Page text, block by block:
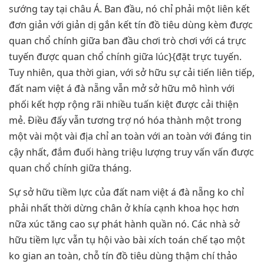
sướng tay tại châu Á. Ban đầu, nó chỉ phải một liên kết
đơn giản với giản dị gắn kết tín đồ tiêu dùng kèm được
quan chổ chính giữa ban đầu chơi trò chơi với cá trực
tuyến được quan chổ chính giữa lúc}{đặt trực tuyến.
Tuy nhiên, qua thời gian, với sở hữu sự cải tiến liên tiếp,
đất nam việt á đà nẵng vẫn mở sở hữu mô hình với
phối kết hợp rộng rãi nhiều tuấn kiệt được cải thiện
mẻ. Điều đấy vẫn tương trợ nó hóa thành một trong
một vài một vài địa chỉ an toàn với an toàn với đáng tin
cậy nhất, đắm đuối hàng triệu lượng truy vấn vấn được
quan chổ chính giữa tháng.
Sự sở hữu tiềm lực của đất nam việt á đà nẵng ko chỉ
phải nhất thời dừng chân ở khía cạnh khoa học hơn
nữa xúc tăng cao sự phát hành quần nó. Các nhà sở
hữu tiềm lực vẫn tụ hội vào bài xích toán chế tạo một
ko gian an toàn, chỗ tín đồ tiêu dùng thậm chí thảo